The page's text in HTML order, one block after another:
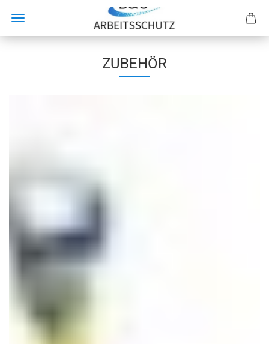
ZUBEHÖR